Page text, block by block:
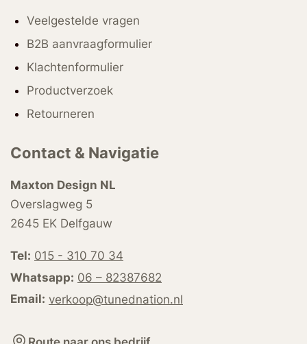
Veelgestelde vragen
B2B aanvraagformulier
Klachtenformulier
Productverzoek
Retourneren
Contact & Navigatie
Maxton Design NL
Overslagweg 5
2645 EK Delfgauw
Tel: 015 - 310 70 34
Whatsapp: 06 – 82387682
Email: verkoop@tunednation.nl